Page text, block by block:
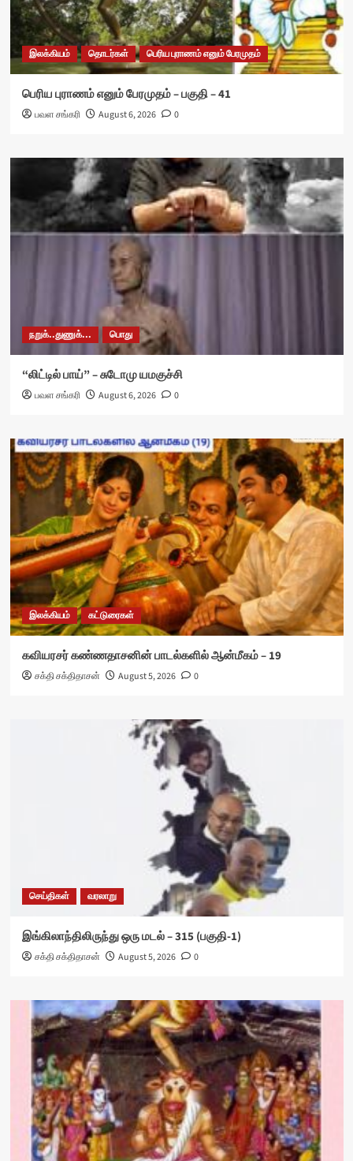
இலக்கியம் தொடர்கள் பெரிய புராணம் எனும் பேரமுதம்
பெரிய புராணம் எனும் பேரமுதம் – பகுதி – 41
பவள சங்கரி August 6, 2026 0
நறுக்..துணுக்... பொது
“லிட்டில் பாய்” – சுடோமு யமகுச்சி
பவள சங்கரி August 6, 2026 0
இலக்கியம் கட்டுரைகள்
கவியரசர் கண்ணதாசனின் பாடல்களில் ஆன்மீகம் – 19
சக்தி சக்திதாசன் August 5, 2026 0
செய்திகள் வரலாறு
இங்கிலாந்திலிருந்து ஒரு மடல் – 315 (பகுதி-1)
சக்தி சக்திதாசன் August 5, 2026 0